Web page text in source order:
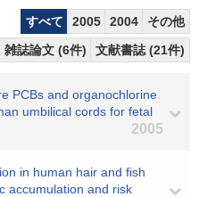
すべて 2005 2004
その他
雑誌論文 (6件) 文献書誌 (21件)
PCBs and organochlorine
umbilical cords for fetal
2005
in human hair and fish
accumulation and risk